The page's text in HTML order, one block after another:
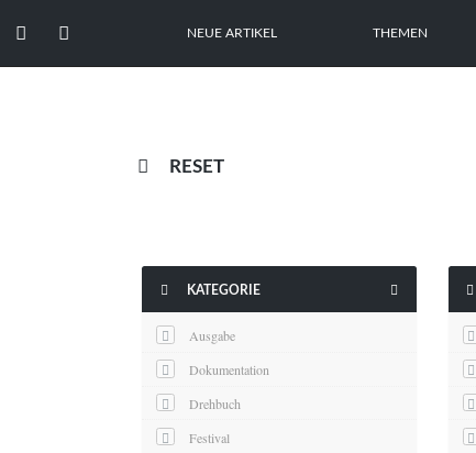
  NEUE ARTIKEL THEMEN
 RESET
 KATEGORIE 
Ausgabe
Dokumentation
Drehbuch
Festival
